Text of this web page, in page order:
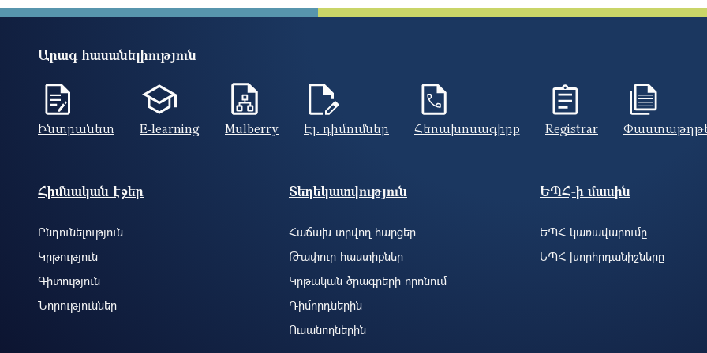
Արագ հասանելիություն
Ինտրանետ E-learning Mulberry Էլ. դիմումներ Հեռախոսագիրք Registrar
Footer site information
Հիմնական էջեր
Ընդունելություն
Կրթություն
Գիտություն
Նորություններ
Տեղեկատվություն
Հաճախ տրվող հարցեր
Թափուր հաստիքներ
Կրթական ծրագրերի որոնում
Դիմորդներին
Ուսանողներին
ԵՊՀ-ի մասին
ԵՊՀ կառավարումը
ԵՊՀ խորհրդանիշները